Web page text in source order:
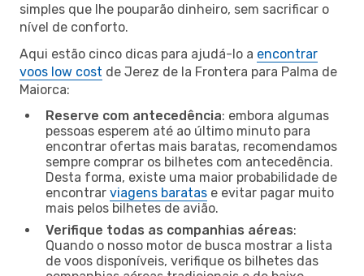
simples que lhe pouparão dinheiro, sem sacrificar o
nível de conforto.
Aqui estão cinco dicas para ajudá-lo a encontrar
voos low cost de Jerez de la Frontera para Palma de
Maiorca:
Reserve com antecedência: embora algumas
pessoas esperem até ao último minuto para
encontrar ofertas mais baratas, recomendamos
sempre comprar os bilhetes com antecedência.
Desta forma, existe uma maior probabilidade de
encontrar viagens baratas e evitar pagar muito
mais pelos bilhetes de avião.
Verifique todas as companhias aéreas:
Quando o nosso motor de busca mostrar a lista
de voos disponíveis, verifique os bilhetes das